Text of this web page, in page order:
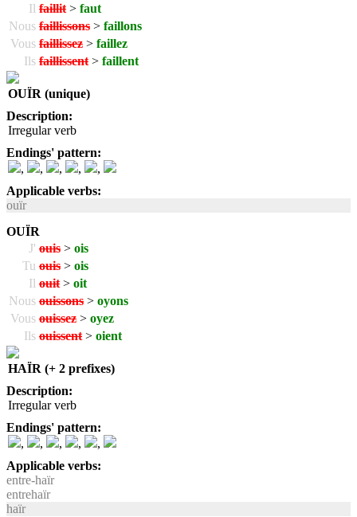
Il faillit > faut
Nous faillissons > faillons
Vous faillissez > faillez
Ils faillissent > faillent
OUÏR (unique)
Description:
Irregular verb
Endings' pattern:
,
, , ,
,
Applicable verbs:
ouïr
OUÏR
J' ouis > ois
Tu ouis > ois
Il ouit > oit
Nous ouissons > oyons
Vous ouissez > oyez
Ils ouissent > oient
HAÏR (+ 2 prefixes)
Description:
Irregular verb
Endings' pattern:
,
, , ,
,
Applicable verbs:
entre-haïr
entrehaïr
haïr